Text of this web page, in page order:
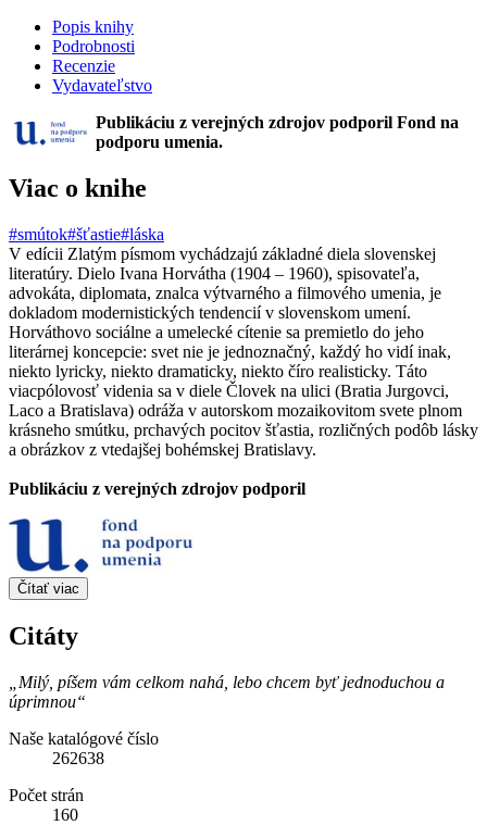
Popis knihy
Podrobnosti
Recenzie
Vydavateľstvo
Publikáciu z verejných zdrojov podporil Fond na
podporu umenia.
Viac o knihe
#smútok#šťastie#láska
V edícii Zlatým písmom vychádzajú základné diela slovenskej
literatúry. Dielo Ivana Horvátha (1904 – 1960), spisovateľa,
advokáta, diplomata, znalca výtvarného a filmového umenia, je
dokladom modernistických tendencií v slovenskom umení.
Horváthovo sociálne a umelecké cítenie sa premietlo do jeho
literárnej koncepcie: svet nie je jednoznačný, každý ho vidí inak,
niekto lyricky, niekto dramaticky, niekto číro realisticky. Táto
viacpólovosť videnia sa v diele Človek na ulici (Bratia Jurgovci,
Laco a Bratislava) odráža v autorskom mozaikovitom svete plnom
krásneho smútku, prchavých pocitov šťastia, rozličných podôb lásky
a obrázkov z vtedajšej bohémskej Bratislavy.
Publikáciu z verejných zdrojov podporil
Čítať viac
Citáty
„Milý, píšem vám celkom nahá, lebo chcem byť jednoduchou a
úprimnou“
Naše katalógové číslo
262638
Počet strán
160